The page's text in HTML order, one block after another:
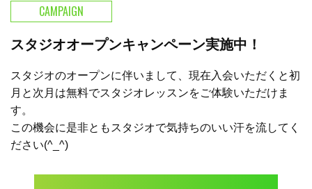
CAMPAIGN
スタジオオープンキャンペーン実施中！
スタジオのオープンに伴いまして、現在入会いただくと初
月と次月は無料でスタジオレッスンをご体験いただけま
す。
この機会に是非ともスタジオで気持ちのいい汗を流してく
ださい(^_^)